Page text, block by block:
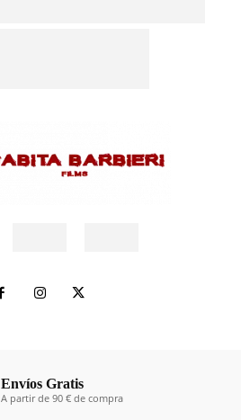
Envíos Gratis
A partir de 90 € de compra